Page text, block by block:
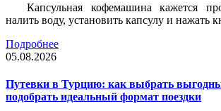
Капсульная кофемашина кажется
налить воду, установить капсулу и нажать
Подробнее
05.08.2026
Путевки в Турцию: как выбрать
подобрать идеальный формат поездки